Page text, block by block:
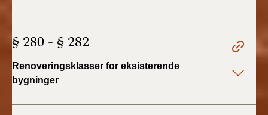
§ 280 - § 282
Renoveringsklasser for eksisterende
bygninger